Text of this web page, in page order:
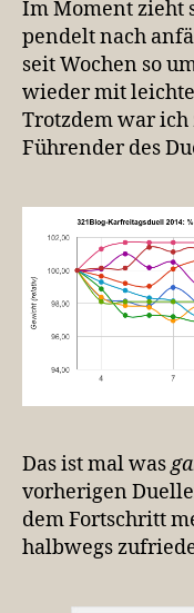
Im Moment zieht
pendelt nach
seit Wochen so
wieder mit
Trotzdem war ich
Führender des
Das ist mal was
vorherigen
dem Fortschritt
halbwegs